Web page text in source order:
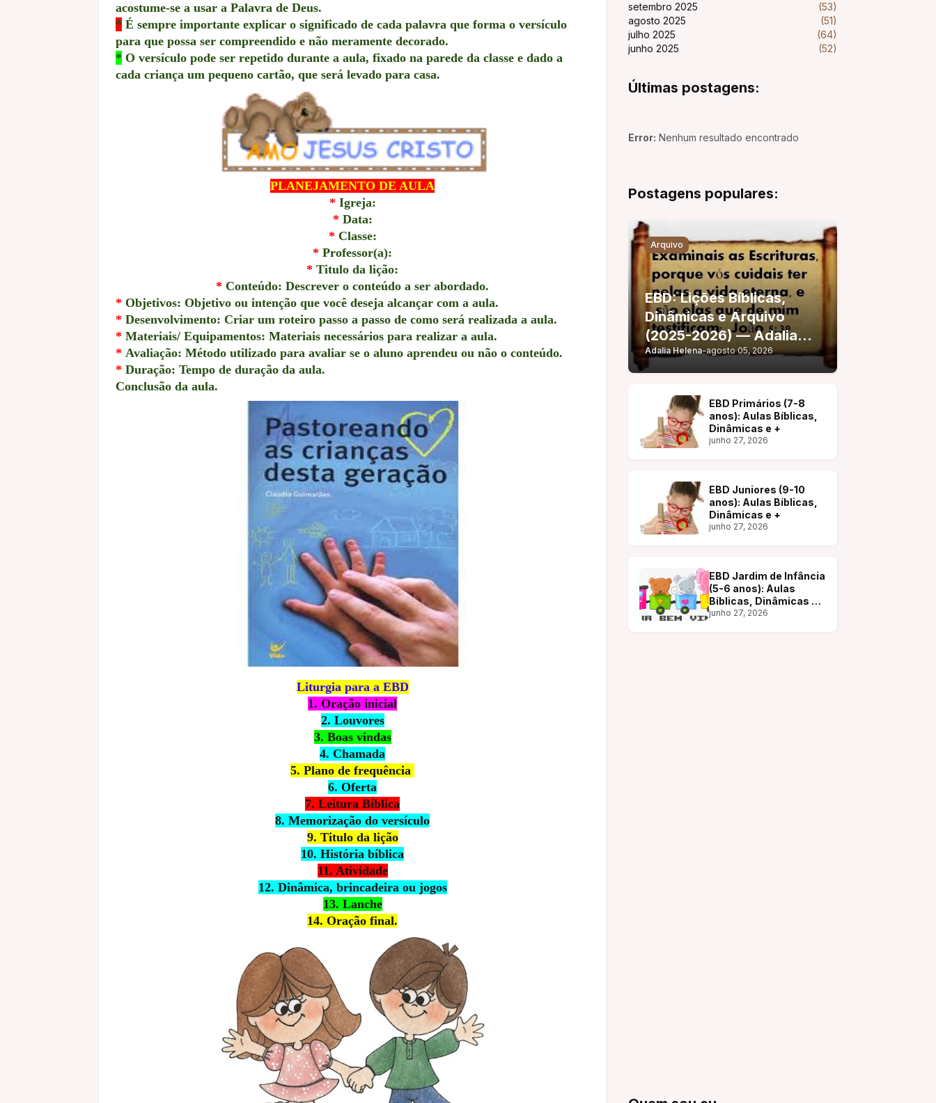
acostume-se a usar a Palavra de Deus.
* É sempre importante explicar o significado de cada palavra que forma o versículo
para que possa ser compreendido e não meramente decorado.
* O versículo pode ser repetido durante a aula, fixado na parede da classe e dado a
cada criança um pequeno cartão, que será levado para casa.
PLANEJAMENTO DE AULA
* Igreja:
* Data:
* Classe:
* Professor(a):
* Titulo da lição:
* Conteúdo: Descrever o conteúdo a ser abordado.
* Objetivos: Objetivo ou intenção que você deseja alcançar com a aula.
* Desenvolvimento: Criar um roteiro passo a passo de como será realizada a aula.
* Materiais/ Equipamentos: Materiais necessários para realizar a aula.
* Avaliação: Método utilizado para avaliar se o aluno aprendeu ou não o conteúdo.
* Duração: Tempo de duração da aula.
Conclusão da aula.
Liturgia para a EBD
1. Oração inicial
2. Louvores
3. Boas vindas
4. Chamada
5. Plano de frequência
6. Oferta
7. Leitura Bíblica
8. Memorização do versículo
9. Titulo da lição
10. História bíblica
11. Atividade
12. Dinâmica, brincadeira ou jogos
13. Lanche
14. Oração final.
setembro 2025
(53)
agosto 2025
(51)
julho 2025
(64)
junho 2025
(52)
Últimas postagens:
Error: Nenhum resultado encontrado
Postagens populares:
Arquivo
EBD: Lições Bíblicas,
Dinâmicas e Arquivo
(2025-2026) — Adalia
Helena
Adalia Helena-agosto 05, 2026
EBD Primários (7-8
anos): Aulas Bíblicas,
Dinâmicas e +
junho 27, 2026
EBD Juniores (9-10
anos): Aulas Bíblicas,
Dinâmicas e +
junho 27, 2026
EBD Jardim de Infância
(5-6 anos): Aulas
Bíblicas, Dinâmicas e
+
junho 27, 2026